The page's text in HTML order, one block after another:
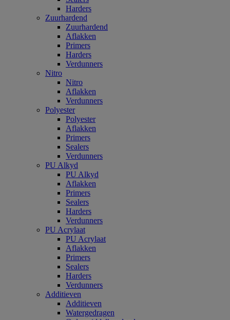
Harders
Zuurhardend
Zuurhardend
Aflakken
Primers
Harders
Verdunners
Nitro
Nitro
Aflakken
Verdunners
Polyester
Polyester
Aflakken
Primers
Sealers
Verdunners
PU Alkyd
PU Alkyd
Aflakken
Primers
Sealers
Harders
Verdunners
PU Acrylaat
PU Acrylaat
Aflakken
Primers
Sealers
Harders
Verdunners
Additieven
Additieven
Watergedragen